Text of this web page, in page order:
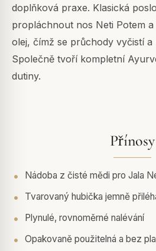
doplňková praxe. Klasická
propláchnout nos Neti Potem
olej, čímž se průchody vyčistí a
Společně tvoří kompletní
dutiny.
Přínosy
Nádoba z čisté mědi pro Jala
Tvarovaný hubička jemně
Plynulé, rovnoměrné nalévání
Opakovaně použitelná a bez